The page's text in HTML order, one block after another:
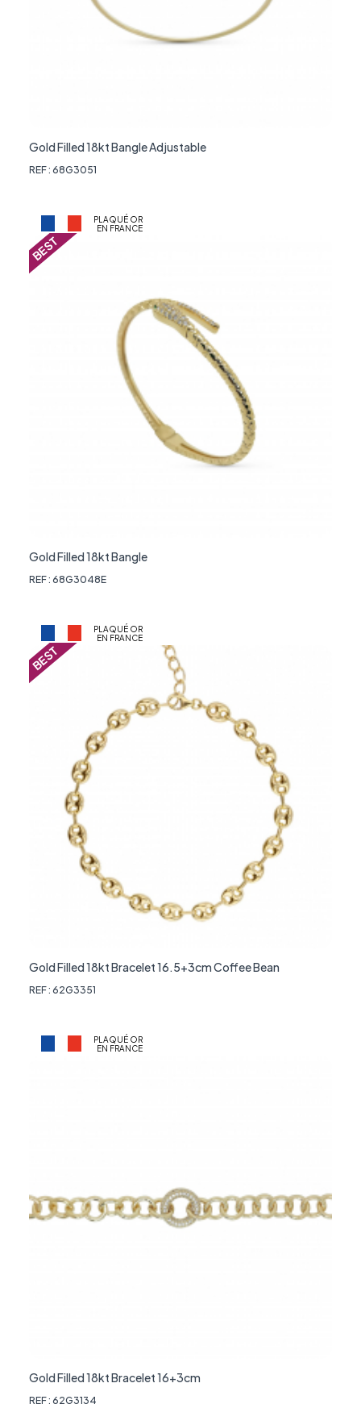
Gold Filled 18kt Bangle Adjustable
REF : 68G3051
PLAQUÉ OR
EN FRANCE
BEST
Gold Filled 18kt Bangle
REF : 68G3048E
PLAQUÉ OR
EN FRANCE
BEST
Gold Filled 18kt Bracelet 16.5+3cm Coffee Bean
REF : 62G3351
PLAQUÉ OR
EN FRANCE
Gold Filled 18kt Bracelet 16+3cm
REF : 62G3134